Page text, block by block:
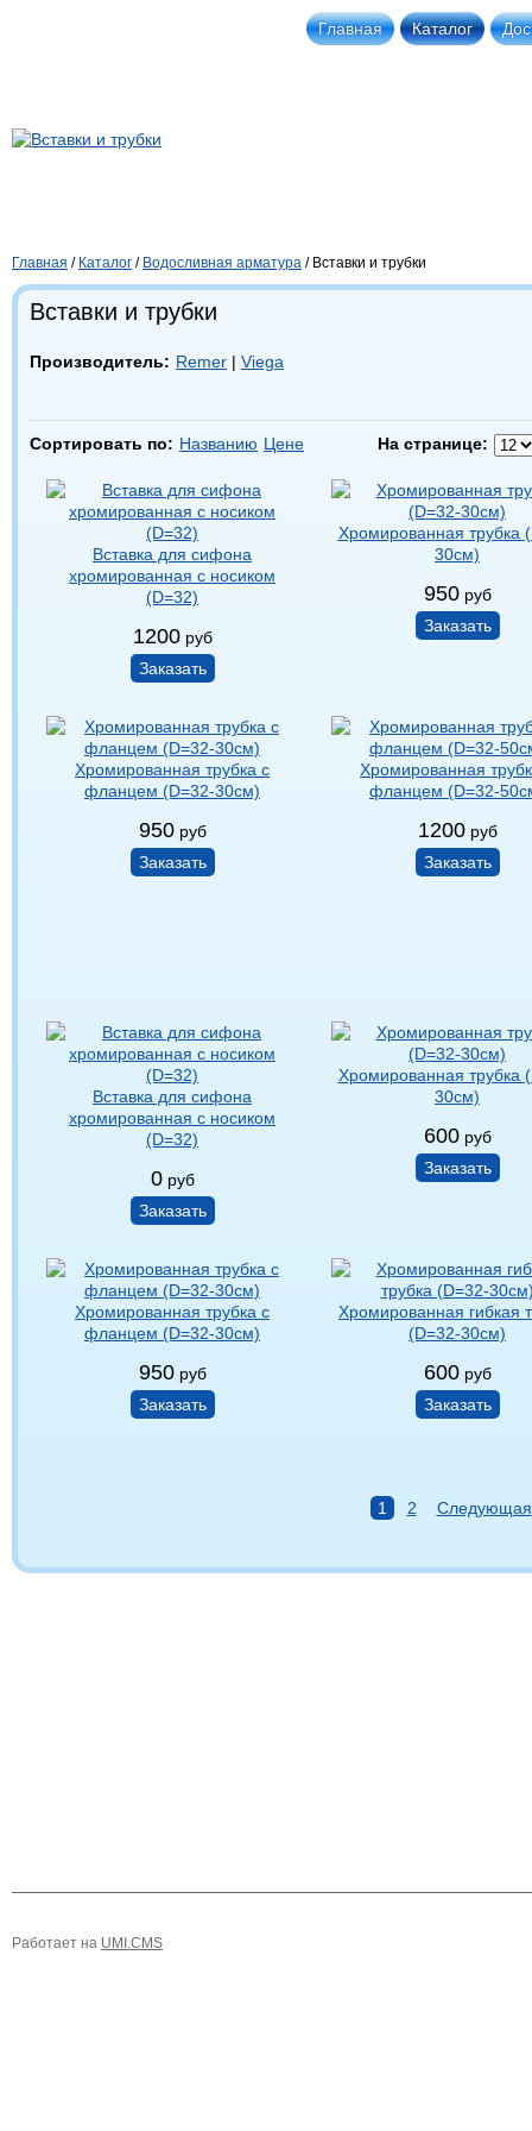
Главная Каталог
Главная / Каталог / Водосливная арматура / Вставки и трубки
Вставки и трубки
Производитель: Remer | Viega
Сортировать по: Названию Цене На странице:
Вставка для сифона
хромированная с носиком
(D=32)
1200 руб
Заказать
Хромированная трубка
30см)
950 руб
Заказать
Хромированная трубка с
фланцем (D=32-30см)
950 руб
Заказать
Хромированная
фланцем (D=32-
1200 руб
Заказать
Вставка для сифона
хромированная с носиком
(D=32)
0 руб
Заказать
Хромированная трубка
30см)
600 руб
Заказать
Хромированная трубка с
фланцем (D=32-30см)
950 руб
Заказать
Хромированная гибкая
(D=32-30см)
600 руб
Заказать
1 2 Следующая
Работает на UMI.CMS